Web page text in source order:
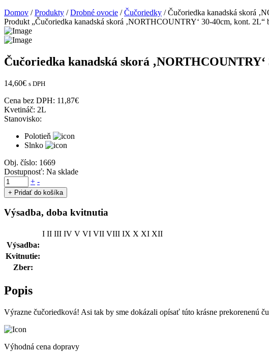
Domov /Produkty /Drobné ovocie /Čučoriedky / Čučoriedka kanadská skorá
Produkt „Čučoriedka kanadská skorá ‚NORTHCOUNTRY‘ 30-40cm, kont. 2L“
Čučoriedka kanadská skorá
14,60€ s DPH
Cena bez DPH: 11,87€
Kvetináč: 2L
Stanovisko:
Polotieň
Slnko
Obj. číslo: 1669
Dostupnosť: Na sklade
množstvo
Čučoriedka
kanadská
skorá
'NORTHCOUNTRY'
kont.
2L
+ -
+ Pridať do košíka
Výsadba, doba kvitnutia
I II III IV V VI VII VIII IX X XI XII
Výsadba:
Kvitnutie:
Zber:
Popis
Výrazne čučoriedková! Asi tak by sme dokázali opísať túto krásne prekorenenú
Výhodná cena dopravy